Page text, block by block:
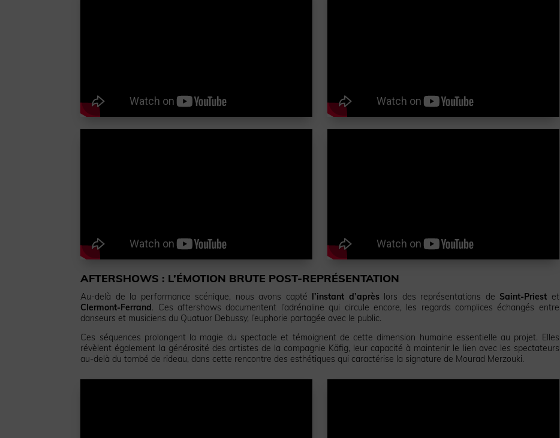
AFTERSHOWS : L’ÉMOTION BRUTE POST-REPRÉSENTATION
Au-delà de la performance scénique, nous avons capté l’instant d’aprèslors des représentations de Saint-Priest et
Clermont-Ferrand. Ces aftershows documentent l’adrénaline qui circule encore, les regards complices échangés entre
danseurs et musiciens du Quatuor Debussy, l’euphorie partagée avec le public.
Ces séquences prolongent la magie du spectacle et témoignent de cette dimension humaine essentielle au projet. Elles
révèlent également la générosité des artistes de la compagnie Käfig, leur capacité à maintenir le lien avec les spectateurs
au-delà du tombé de rideau, dans cette rencontre des esthétiques qui caractérise la signature de Mourad Merzouki.